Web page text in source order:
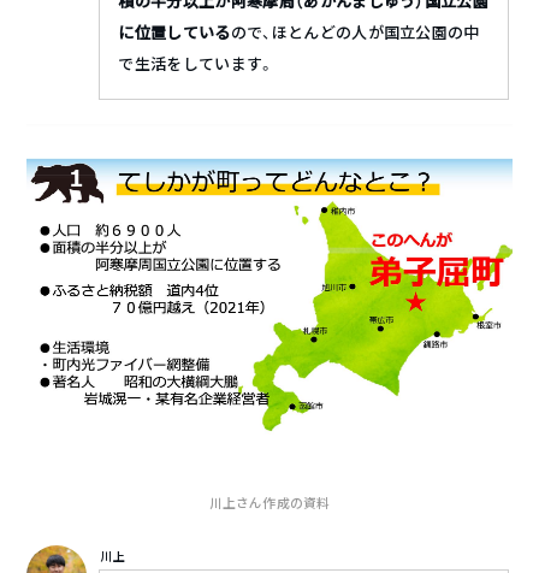
に位置しているので、ほとんどの人が国立公園の中
で生活をしています。
川上さん作成の資料
川上